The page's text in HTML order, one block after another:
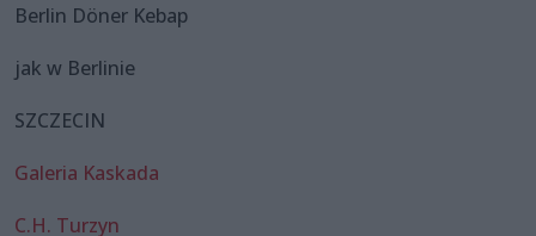
Berlin Döner Kebap
jak w Berlinie
SZCZECIN
Galeria Kaskada
C.H. Turzyn